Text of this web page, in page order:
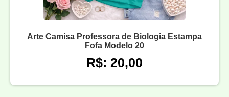
Arte Camisa Professora de Biologia Estampa
Fofa Modelo 20
R$: 20,00